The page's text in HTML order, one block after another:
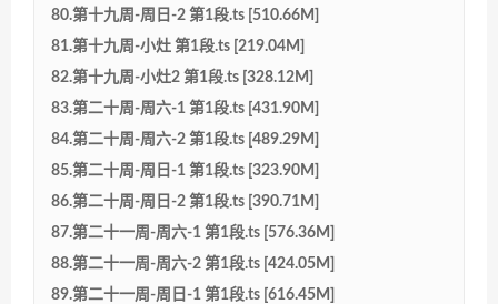
80.第十九周-周日-2 第1段.ts [510.66M]
81.第十九周-小灶 第1段.ts [219.04M]
82.第十九周-小灶2 第1段.ts [328.12M]
83.第二十周-周六-1 第1段.ts [431.90M]
84.第二十周-周六-2 第1段.ts [489.29M]
85.第二十周-周日-1 第1段.ts [323.90M]
86.第二十周-周日-2 第1段.ts [390.71M]
87.第二十一周-周六-1 第1段.ts [576.36M]
88.第二十一周-周六-2 第1段.ts [424.05M]
89.第二十一周-周日-1 第1段.ts [616.45M]